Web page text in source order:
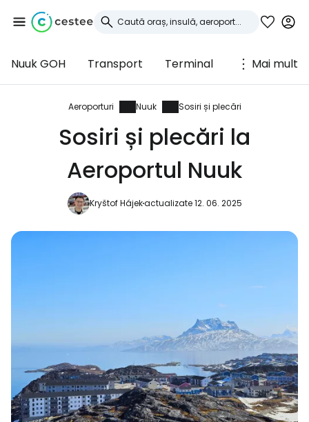
Nuuk GOH Transport Terminal Mai mult
Aeroporturi Nuuk Sosiri și plecări
Sosiri și plecări la
Aeroportul Nuuk
Kryštof Hájekactualizate 12. 06. 2025
Conectați-vă la
Cestee
... comunitatea mondială a călătorilor
Continuați cu Google